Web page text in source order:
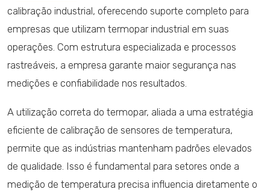
calibração industrial, oferecendo suporte completo para
empresas que utilizam termopar industrial em suas
operações. Com estrutura especializada e processos
rastreáveis, a empresa garante maior segurança nas
medições e confiabilidade nos resultados.
A utilização correta do termopar, aliada a uma estratégia
eficiente de calibração de sensores de temperatura,
permite que as indústrias mantenham padrões elevados
de qualidade. Isso é fundamental para setores onde a
medição de temperatura precisa influencia diretamente o